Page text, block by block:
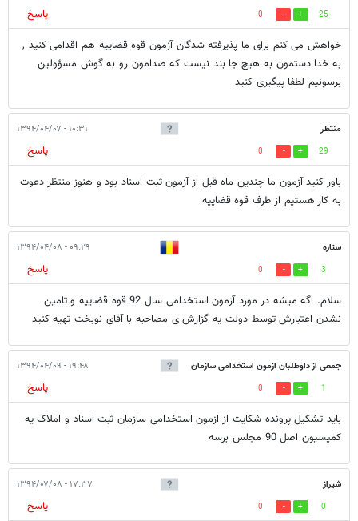
25
0
پاسخ
خواهش می کنم برای ما پذیرفته شدگان آزمون قوه قضاییه هم اقدامی کنید ,
به خدا دستمون به هیچ جا بند نیست که صدامون رو به گوش مسؤولین
برسونیم لطفا پیگیری کنید
منتظر ۱۰:۳۱ - ۱۳۹۴/۰۴/۰۷
29
0
پاسخ
باور کنید آزمون ما چندین ماه قبل از آزمون ثبت اسناد بود و هنوز منتظر دعوت
به کار هستیم از طرف قوه قضاییه
ستاره ۰۹:۲۹ - ۱۳۹۴/۰۴/۰۸
3
0
پاسخ
سلام. اگه میشه در مورد آزمون استخدامی سال 92 قوه قضاییه و تامین
نشدن اعتبارش توسط دولت یه گزارش ی مصاحبه با آقای نوبخت تهیه کنید
جمعی از داوطلبان ازمون استخدامی سازمان
ثبت اسناد
۱۹:۴۸ - ۱۳۹۴/۰۴/۰۹
1
0
پاسخ
باید تشکیل پرونده شکایت از ازمون استخدامی سازمان ثبت اسناد و املاک یه
کمیسیون اصل 90 مجلس برسه
شیراز ۱۷:۳۷ - ۱۳۹۴/۰۷/۰۸
0
0
پاسخ